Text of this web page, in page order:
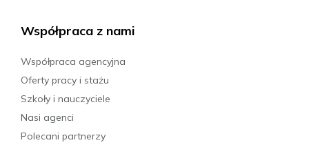
Współpraca z nami
Współpraca agencyjna
Oferty pracy i stażu
Szkoły i nauczyciele
Nasi agenci
Polecani partnerzy